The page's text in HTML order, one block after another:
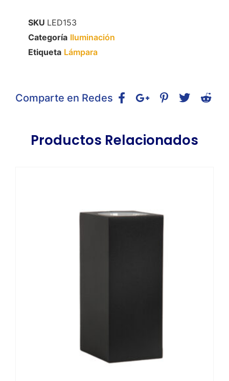
SKU LED153
Categoría Iluminación
Etiqueta Lámpara
Comparte en Redes
Productos Relacionados